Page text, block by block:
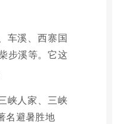
车溪、西寨国
步溪等。它这
峡人家、三峡
名避暑胜地